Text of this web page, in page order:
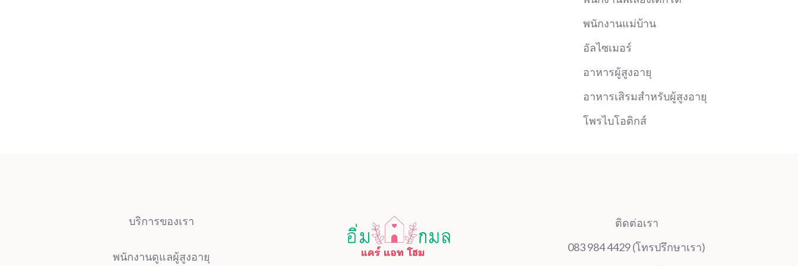
พนักงานแม่บ้าน
อัลไซเมอร์
อาหารผู้สูงอายุ
อาหารเสิรมสำหรับผู้สูงอายุ
โพรไบโอติกส์
บริการของเรา
พนักงานดูแลผู้สูงอายุ
ติดต่อเรา
083 984 4429 (โทรปรึกษาเรา)